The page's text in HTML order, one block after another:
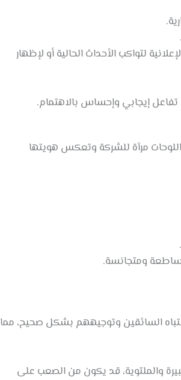
لتواكب الأحداث الحالية أو لإظهار
تفاعل إيجابي وإحساس بالاهتمام.
اللوحات مرآة للشركة وتعكس هويتها
ساطعة ومتجانسة.
السائقين وتوجيههم بشكل صحيح، مما
والملتوية، قد يكون من الصعب على